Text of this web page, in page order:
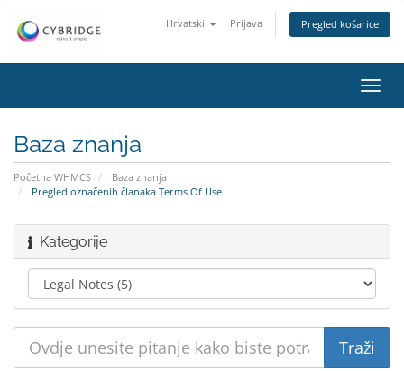
Hrvatski Prijava Pregled košarice
Baza znanja
Početna WHMCS
Baza znanja
Pregled označenih članaka Terms Of Use
Kategorije